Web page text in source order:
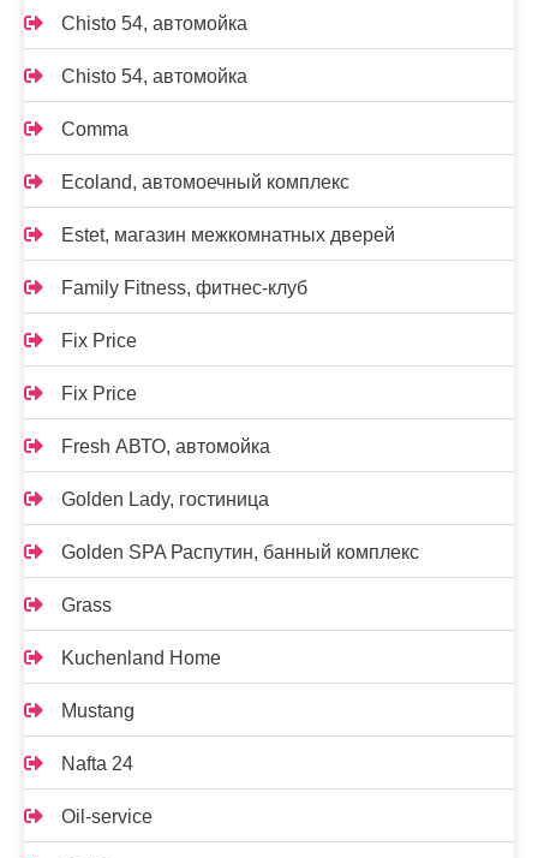
Chisto 54, автомойка
Chisto 54, автомойка
Comma
Ecoland, автомоечный комплекс
Estet, магазин межкомнатных дверей
Family Fitness, фитнес-клуб
Fix Price
Fix Price
Fresh АВТО, автомойка
Golden Lady, гостиница
Golden SPA Распутин, банный комплекс
Grass
Kuchenland Home
Mustang
Nafta 24
Oil-service